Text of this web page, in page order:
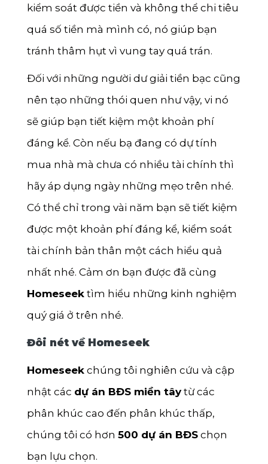
kiểm soát được tiền và không thể chi tiêu
quá số tiền mà mình có, nó giúp bạn
tránh thâm hụt vì vung tay quá trán.
Đối với những người dư giải tiền bạc cũng
nên tạo những thói quen như vậy, vi nó
sẽ giúp bạn tiết kiệm một khoản phí
đáng kể. Còn nếu bạ đang có dự tính
mua nhà mà chưa có nhiều tài chính thì
hãy áp dụng ngày những mẹo trên nhé.
Có thể chỉ trong vài năm bạn sẽ tiết kiệm
được một khoản phí đáng kể, kiểm soát
tài chính bản thân một cách hiểu quả
nhất nhé. Cảm ơn bạn được đã cùng
Homeseek tìm hiểu những kinh nghiệm
quý giá ở trên nhé.
Đôi nét về Homeseek
Homeseek chúng tôi nghiên cứu và cập
nhật các dự án BĐS miền tâytừ các
phân khúc cao đến phân khúc thấp,
chúng tôi có hơn 500 dự án BĐS chọn
bạn lựu chọn.